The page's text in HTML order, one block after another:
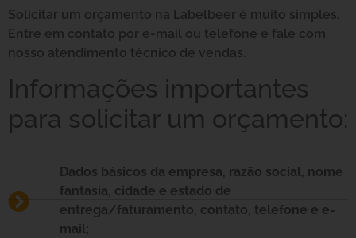
Solicitar um orçamento na Labelbeer é muito simples.
Entre em contato por e-mail ou telefone e fale com
nosso atendimento técnico de vendas.
Informações importantes
para solicitar um orçamento:
Dados básicos da empresa, razão social, nome
fantasia, cidade e estado de
entrega/faturamento, contato, telefone e e-
mail;